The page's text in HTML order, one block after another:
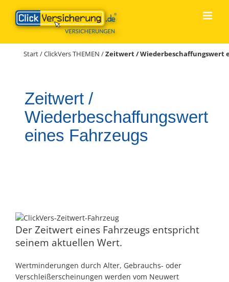
Inhalt
springen
Start/ClickVers THEMEN /Zeitwert / Wiederbeschaffungswert
Zeitwert /
Wiederbeschaffungswert
eines Fahrzeugs
Der Zeitwert eines Fahrzeugs entspricht
seinem aktuellen Wert.
Wertminderungen durch Alter, Gebrauchs- oder
Verschleißerscheinungen werden vom Neuwert